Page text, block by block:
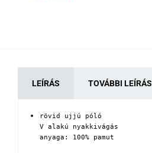
LEÍRÁS TOVÁBBI LEÍRÁS
rövid ujjú póló
V alakú nyakkivágás
anyaga: 100% pamut